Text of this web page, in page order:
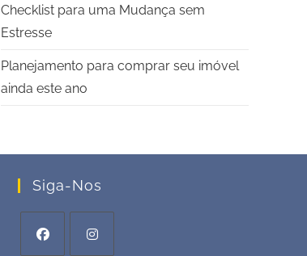
Checklist para uma Mudança sem
Estresse
Planejamento para comprar seu imóvel
ainda este ano
Siga-Nos